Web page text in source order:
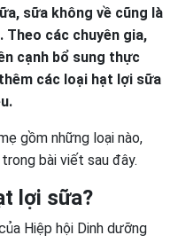
sữa không về cũng là
Theo các chuyên gia,
cạnh bổ sung thực
các loại hạt lợi sữa
gồm những loại nào,
bài viết sau đây.
lợi sữa?
Hiệp hội Dinh dưỡng